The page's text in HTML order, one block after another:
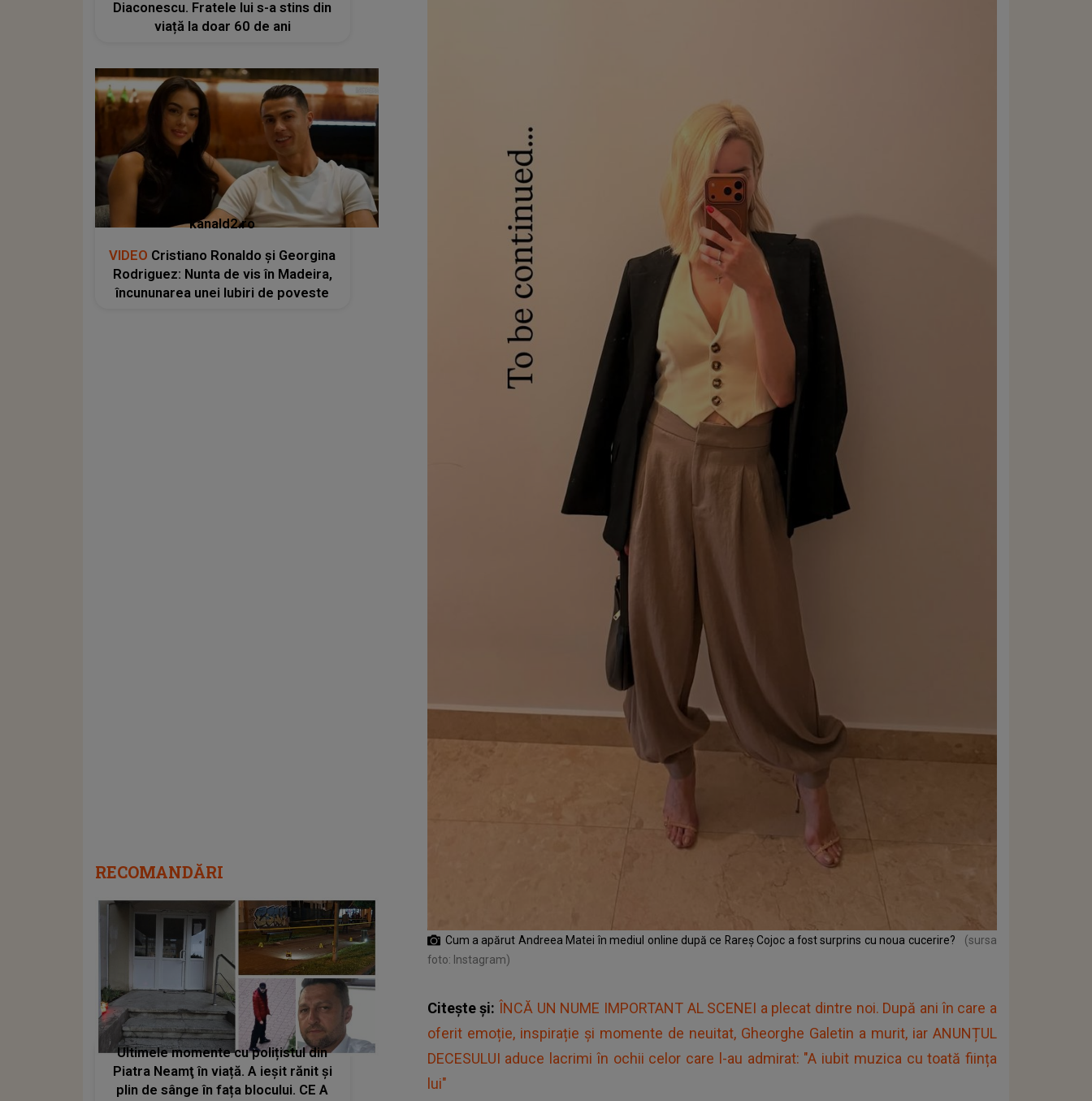
Cum a apărut Andreea Matei în mediul online după ce Rareș Cojoc a fost surprins cu noua cucerire?
(sursa
foto: Instagram)
Citește și: ÎNCĂ UN NUME IMPORTANT AL SCENEI a plecat dintre noi. După ani în care a
oferit emoție, inspirație și momente de neuitat, Gheorghe Galetin a murit, iar ANUNȚUL
DECESULUI aduce lacrimi în ochii celor care l-au admirat: "A iubit muzica cu toată ființa
lui"
Diaconescu. Fratele lui s-a stins din
viață la doar 60 de ani
kanald2.ro
VIDEO Cristiano Ronaldo și Georgina
Rodriguez: Nunta de vis în Madeira,
încununarea unei Iubiri de poveste
RECOMANDĂRI
Ultimele momente cu polițistul din
Piatra Neamţ în viață. A ieșit rănit și
plin de sânge în fața blocului. CE A